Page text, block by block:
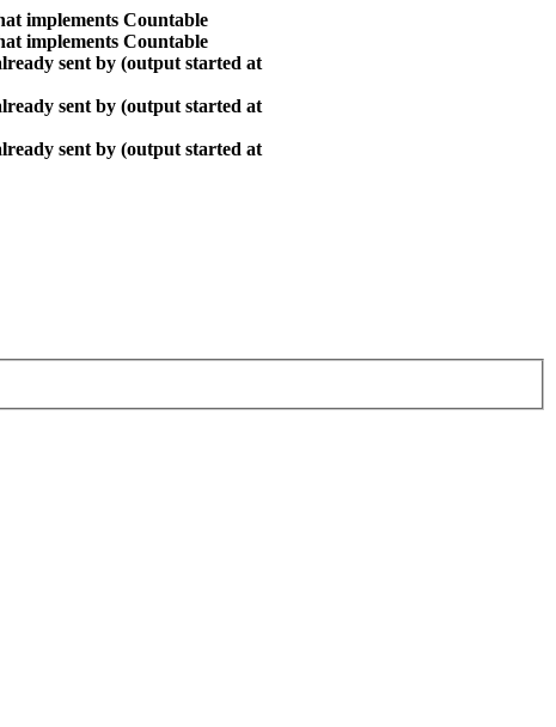
implements Countable
implements Countable
sent by (output started at
sent by (output started at
sent by (output started at